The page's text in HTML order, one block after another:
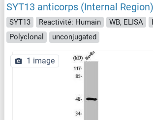
SYT13 anticorps (Internal Region)
SYT13 Reactivité: Humain WB, ELISA
Polyclonal
unconjugated
1 image